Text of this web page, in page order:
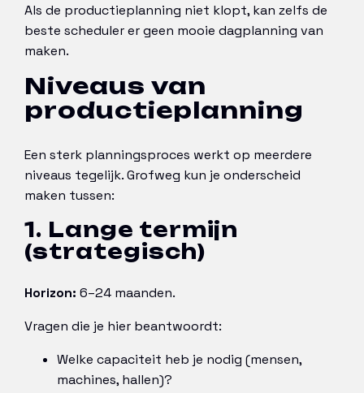
Als de productieplanning niet klopt, kan zelfs de
beste scheduler er geen mooie dagplanning van
maken.
Niveaus van
productieplanning
Een sterk planningsproces werkt op meerdere
niveaus tegelijk. Grofweg kun je onderscheid
maken tussen:
1. Lange termijn
(strategisch)
Horizon: 6–24 maanden.
Vragen die je hier beantwoordt:
Welke capaciteit heb je nodig (mensen,
machines, hallen)?